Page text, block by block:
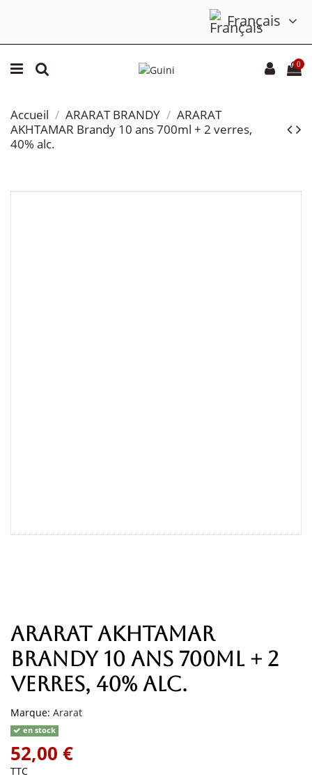
Français
0
Accueil ARARAT BRANDY
ARARAT
AKHTAMAR Brandy 10 ans 700ml + 2 verres,
40% alc.
ARARAT AKHTAMAR
Brandy 10 ans 700ml + 2
verres, 40% alc.
Marque: Ararat
en stock
52,00 €
TTC